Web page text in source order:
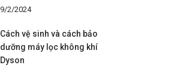
9/2/2024
Cách vệ sinh và cách bảo
dưỡng máy lọc không khí
Dyson